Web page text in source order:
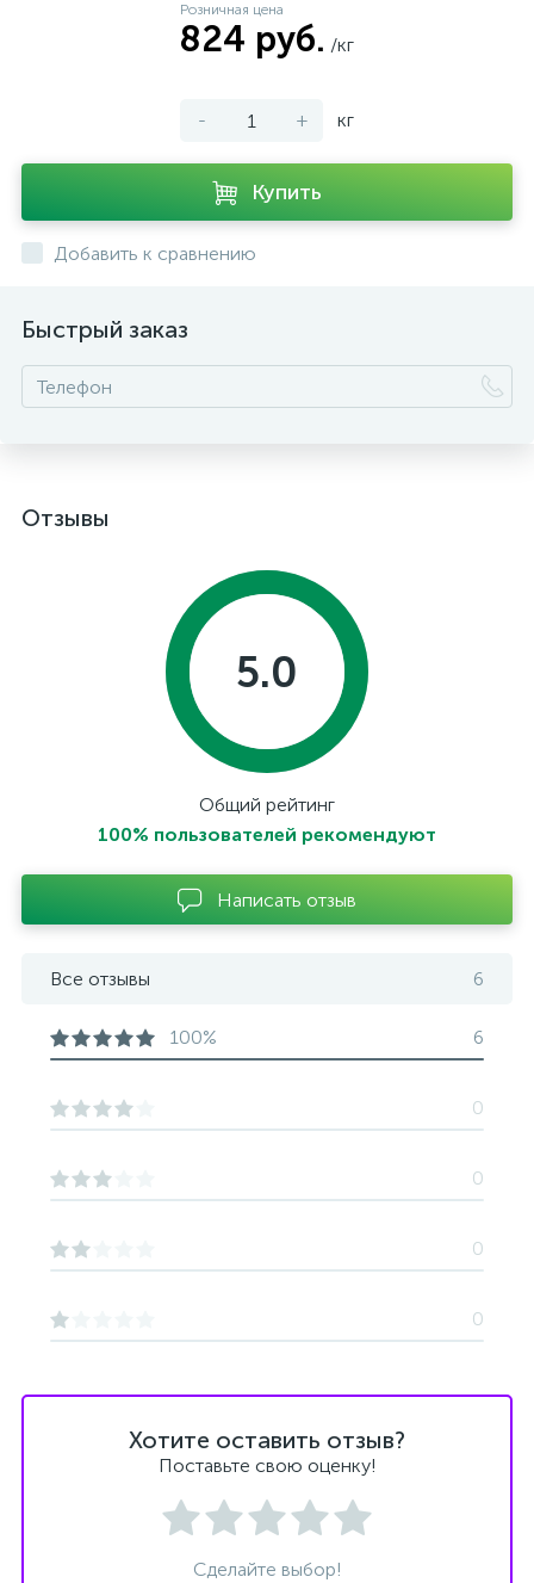
Розничная цена
824 руб. /кг
- + кг
Купить
Добавить к сравнению
Быстрый заказ
Отзывы
Хотите оставить отзыв?
Поставьте свою оценку!
Сделайте выбор!
5.0
Общий рейтинг
100% пользователей рекомендуют
Написать отзыв
Все отзывы 6
100% 6
0
0
0
0